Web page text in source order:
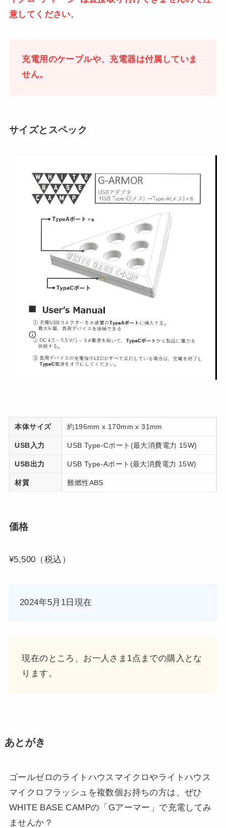
意してください。
充電用のケーブルや、充電器は付属していま
せん。
サイズとスペック
本体サイズ 約196mm x 170mm x 31mm
USB入力 USB Type-Cポート(最大消費電力 15W)
USB出力 USB Type-Aポート(最大消費電力 15W)
材質 難燃性ABS
価格
¥5,500（税込）
2024年5月1日現在
現在のところ、お一人さま1点までの購入とな
ります。
あとがき
ゴールゼロのライトハウスマイクロやライトハウス
マイクロフラッシュを複数個お持ちの方は、ぜひ
WHITE BASE CAMPの「Gアーマー」で充電してみ
ませんか？